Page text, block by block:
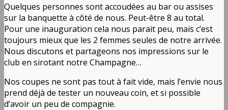
Quelques personnes sont accoudées au bar ou assises
sur la banquette à côté de nous. Peut-être 8 au total.
Pour une inauguration cela nous parait peu, mais c’est
toujours mieux que les 2 femmes seules de notre arrivée.
Nous discutons et partageons nos impressions sur le
club en sirotant notre Champagne…
Nos coupes ne sont pas tout à fait vide, mais l’envie nous
prend déjà de tester un nouveau coin, et si possible
d’avoir un peu de compagnie.